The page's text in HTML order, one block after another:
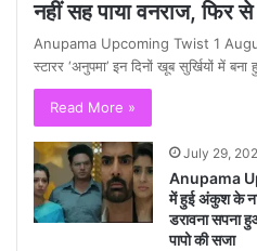
नहीं सह पाया वनराज, फिर
Anupama Upcoming Twist 1
स्टारर ‘अनुपमा’ इन दिनों खूब सुर्खियों में
Read More »
July 29,
Anupama
में हुई अंकुश के
डरावना सपना
पापो की सजा